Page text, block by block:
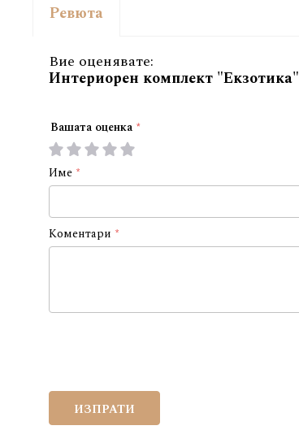
Ревюта
Вие оценявате:
Интериорен комплект "Екзотика"
Вашата оценка
1
star
2
3
4
Име
Коментари
ИЗПРАТИ